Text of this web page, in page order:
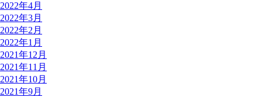
2022年4月
2022年3月
2022年2月
2022年1月
2021年12月
2021年11月
2021年10月
2021年9月